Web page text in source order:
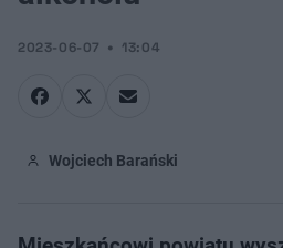
2023-06-07 13:04
Wojciech Barański